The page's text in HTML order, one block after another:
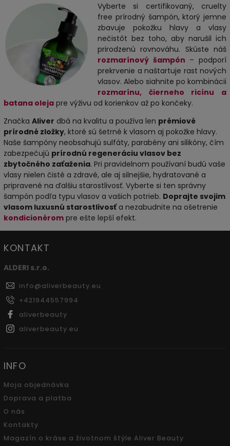
Vyberte si certifikovaný, cruelty
free prírodný šampón, ktorý jemne
zbavuje pokožku hlavy a vlasy
nečistôt bez toho, aby narušil ich
prirodzenú rovnováhu. Skúste náš
rozmarínový šampón – podporí
prekrvenie a naštartuje rast nových
vlasov. Alebo siahnite po kombinácii
rozmarínu, čierneho ricínu a
batana oleja pre výživu od korienkov až po končeky.
Značka Aliver dbá na kvalitu a používa len prémiové
prírodné zložky, ktoré sú šetrné k vlasom aj pokožke hlavy.
Naše šampóny neobsahujú sulfáty, parabény ani silikóny, čím
zabezpečujú prírodnú regeneráciu vlasov bez
zbytočného zaťaženia. Pri pravidelnom používaní budú vaše
vlasy nielen čisté a zdravé, ale aj silnejšie, hydratované a
pripravené na ďalšiu starostlivosť. Vyberte si ten správny
šampón podľa typu vlasov a vašich potrieb. Doprajte svojim
vlasom luxusnú starostlivosťa nezabudnite na ošetrenie
kondicionérom pre ešte lepší efekt.
KONTAKT
ALDERI s.r.o.
info@aliverbeauty.eu
+421944557994
aliverbeauty
aliverbeauty.eu
INFO
Moja objednávka
Doprava a platba
O nás
Kontakty
Magazín o kráse a životnom štýle Aliver Beauty